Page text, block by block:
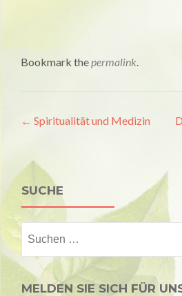
Bookmark thepermalink.
Artikel-
← Spiritualität und Medizin
SUCHE
Suchen
nach:
MELDEN SIE SICH FÜR